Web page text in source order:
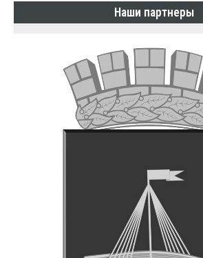
Наши партнеры